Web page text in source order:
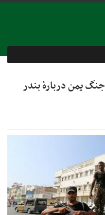
یمن دربارهٔ بندر